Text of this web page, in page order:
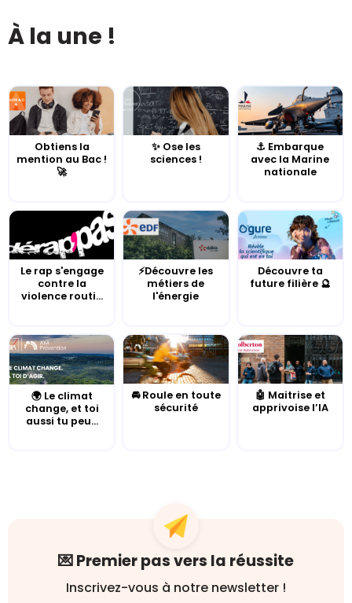
À la une !
Obtiens la
mention au Bac !
🚀
✨ Ose les
sciences !
⚓️ Embarque
avec la Marine
nationale
Le rap s'engage
contre la
violence routi...
⚡Découvre les
métiers de
l'énergie
Découvre ta
future filière 🔮
🌍 Le climat
change, et toi
aussi tu peu...
🚘 Roule en toute
sécurité
🤖 Maitrise et
apprivoise l’IA
💌 Premier pas vers la réussite
Inscrivez-vous à notre newsletter !